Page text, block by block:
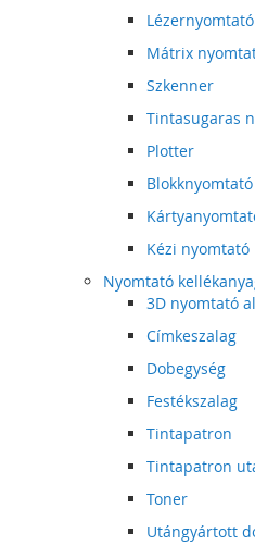
Lézernyomtató
Mátrix
Szkenner
Tintasugaras
Plotter
Blokknyomtató
Kézi nyomtató
Nyomtató
3D nyomtató
Címkeszalag
Dobegység
Festékszalag
Tintapatron
Tintapatron
Toner
Utángyártott